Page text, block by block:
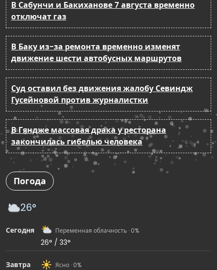
В Сабунчи и Бакиханове 7 августа временно
отключат газ
В Баку из-за ремонта временно изменят
движение шести автобусных маршрутов
Суд оставил без движения жалобу Севиндж
Гусейновой против журналистки
В Гяндже массовая драка у ресторана
закончилась гибелью человека
Погода
26°
Сегодня Переменная облачность · 0%
26° / 33°
Завтра Ясно · 0%